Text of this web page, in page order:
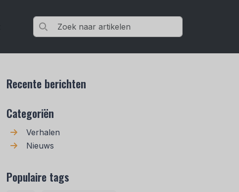
Recente berichten
Categoriën
Verhalen
Nieuws
Populaire tags